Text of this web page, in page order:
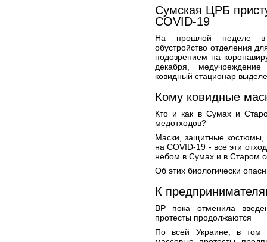
Сумская ЦРБ
COVID-19
На прошлой неделе в
обустройство отделения
подозрением на
декабря,
ковидный стационар
Кому ковидные
Кто и как в Сумах и
медотходов?
Маски, защитные костюмы,
на COVID-19 - все эти
небом в Сумах и в Старом
Об этих биологически
К
ВР пока отменила
протесты продолжаются
По всей Украине, в том